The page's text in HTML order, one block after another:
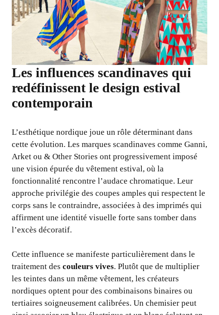
Les influences scandinaves qui
redéfinissent le design estival
contemporain
L’esthétique nordique joue un rôle déterminant dans
cette évolution. Les marques scandinaves comme Ganni,
Arket ou & Other Stories ont progressivement imposé
une vision épurée du vêtement estival, où la
fonctionnalité rencontre l’audace chromatique. Leur
approche privilégie des coupes amples qui respectent le
corps sans le contraindre, associées à des imprimés qui
affirment une identité visuelle forte sans tomber dans
l’excès décoratif.
Cette influence se manifeste particulièrement dans le
traitement des couleurs vives. Plutôt que de multiplier
les teintes dans un même vêtement, les créateurs
nordiques optent pour des combinaisons binaires ou
tertiaires soigneusement calibrées. Un chemisier peut